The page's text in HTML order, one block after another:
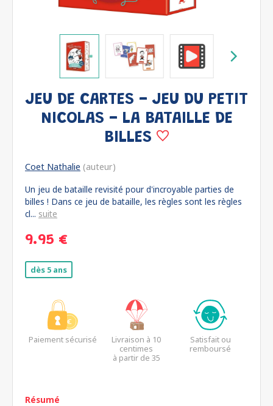
JEU DE CARTES - JEU DU PETIT
NICOLAS - LA BATAILLE DE
BILLES
Coet Nathalie (auteur)
Un jeu de bataille revisité pour d'incroyable parties de
billes ! Dans ce jeu de bataille, les règles sont les règles
cl... suite
9.95 €
dès 5 ans
Paiement sécurisé
Livraison à 10
centimes
à partir de 35
Satisfait ou
remboursé
Résumé